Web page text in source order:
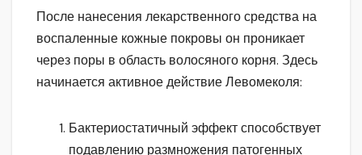
После нанесения лекарственного средства на
воспаленные кожные покровы он проникает
через поры в область волосяного корня. Здесь
начинается активное действие Левомеколя:
Бактериостатичный эффект способствует
подавлению размножения патогенных